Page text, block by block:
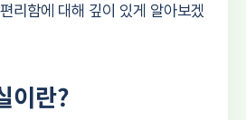
리함에 대해 깊이 있게 알아보겠
이란?